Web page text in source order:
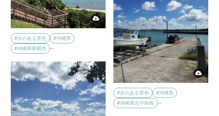
#水のある景色
#沖縄県
#沖縄県那覇市
#水のある景色
#沖縄県
#沖縄県古宇利島 …